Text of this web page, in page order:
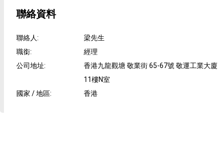
聯絡資料
聯絡人:
梁先生
職銜:
經理
公司地址:
香港九龍觀塘 敬業街 65-67號 敬運工業大廈
11樓N室
國家 / 地區: 香港